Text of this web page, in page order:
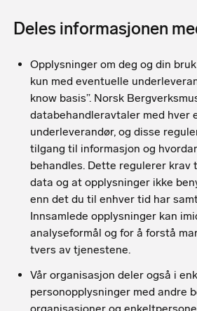
Deles informasjonen
Opplysninger om deg og din
kun med eventuelle
know basis”. Norsk
databehandleravtaler med hver
underleverandør, og disse
tilgang til informasjon og
behandles. Dette regulerer krav
data og at opplysninger ikke
enn det du til enhver tid har
Innsamlede opplysninger kan
analyseformål og for å forstå
tvers av tjenestene.
Vår organisasjon deler også i
personopplysninger med andre